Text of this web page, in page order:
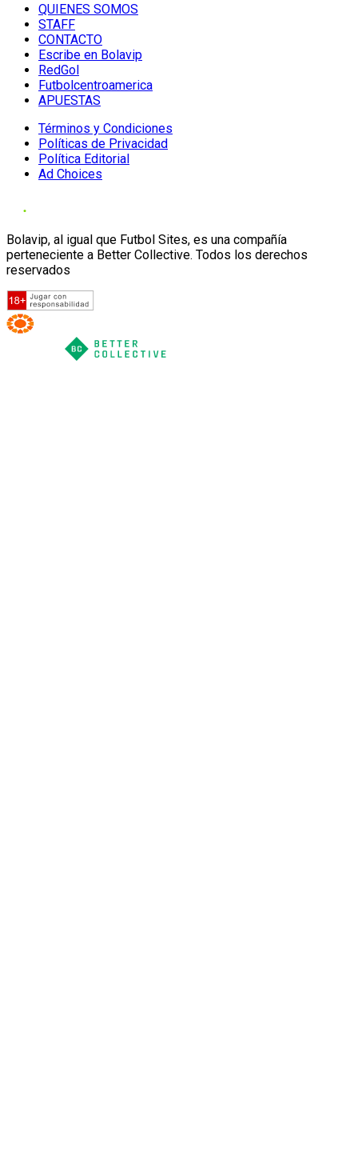
QUIENES SOMOS
STAFF
CONTACTO
Escribe en Bolavip
RedGol
Futbolcentroamerica
APUESTAS
Términos y Condiciones
Políticas de Privacidad
Política Editorial
Ad Choices
Bolavip, al igual que Futbol Sites, es una compañía
perteneciente a Better Collective. Todos los derechos
reservados